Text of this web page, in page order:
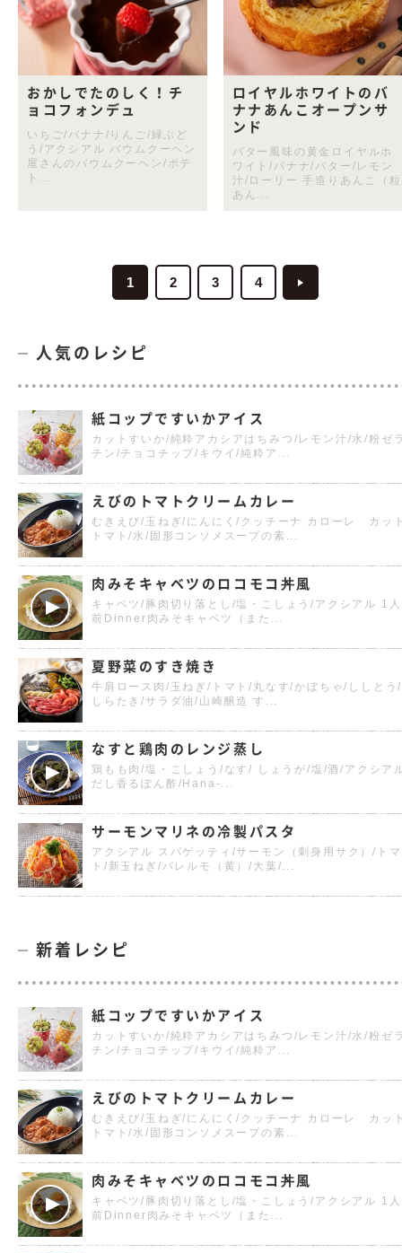
おかしでたのしく！チ
ョコフォンデュ
いちご/バナナ/りんご/緑ぶど
う/アクシアル バウムクーヘン
屋さんのバウムクーヘン/ポテ
ト...
ロイヤルホワイトのバ
ナナあんこオープンサ
ンド
バター風味の黄金ロイヤルホ
ワイト/バナナ/バター/レモン
汁/ローリー 手造りあんこ（粒
あん...
1 2 3 4
人気のレシピ
紙コップですいかアイス
カットすいか/純粋アカシアはちみつ/レモン汁/水/粉ゼ
チン/チョコチップ/キウイ/純粋ア...
えびのトマトクリームカレー
むきえび/玉ねぎ/にんにく/クッチーナ カローレ カッ
トマト/水/固形コンソメスープの素...
肉みそキャベツのロコモコ丼風
キャベツ/豚肉切り落とし/塩・こしょう/アクシアル 1人
前Dinner肉みそキャベツ（また...
夏野菜のすき焼き
牛肩ロース肉/玉ねぎ/トマト/丸なす/かぼちゃ/ししとう/
しらたき/サラダ油/山崎醸造 す...
なすと鶏肉のレンジ蒸し
鶏もも肉/塩・こしょう/なす/ しょうが/塩/酒/アクシア
だし香るぽん酢/Hana-...
サーモンマリネの冷製パスタ
アクシアル スパゲッティ/サーモン（刺身用サク）/トマ
ト/新玉ねぎ/パレルモ（黄）/大葉/...
新着レシピ
紙コップですいかアイス
カットすいか/純粋アカシアはちみつ/レモン汁/水/粉ゼ
チン/チョコチップ/キウイ/純粋ア...
えびのトマトクリームカレー
むきえび/玉ねぎ/にんにく/クッチーナ カローレ カッ
トマト/水/固形コンソメスープの素...
肉みそキャベツのロコモコ丼風
キャベツ/豚肉切り落とし/塩・こしょう/アクシアル 1人
前Dinner肉みそキャベツ（また...